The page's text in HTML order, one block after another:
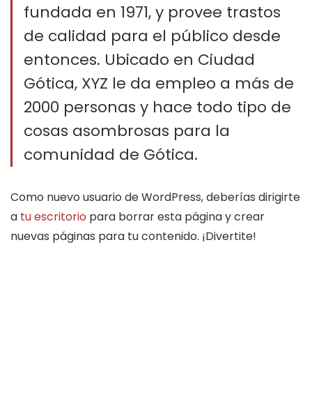
fundada en 1971, y provee trastos
de calidad para el público desde
entonces. Ubicado en Ciudad
Gótica, XYZ le da empleo a más de
2000 personas y hace todo tipo de
cosas asombrosas para la
comunidad de Gótica.
Como nuevo usuario de WordPress, deberías dirigirte
a tu escritorio para borrar esta página y crear
nuevas páginas para tu contenido. ¡Divertite!